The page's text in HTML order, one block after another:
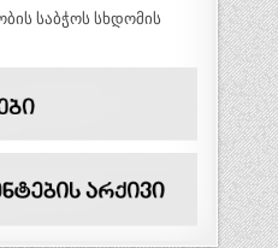
საბჭოს სხდომის